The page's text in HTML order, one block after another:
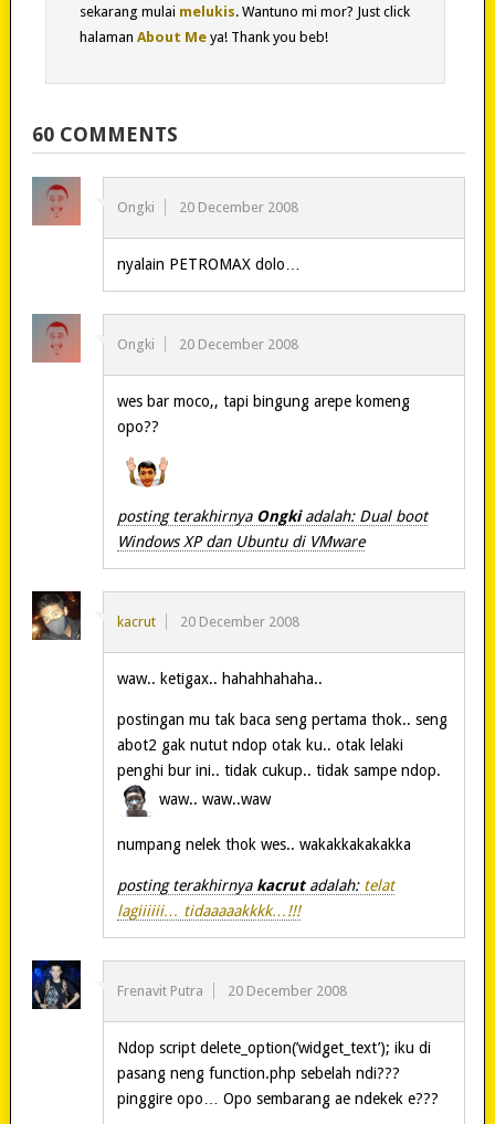
sekarang mulai melukis. Wantuno mi mor? Just click
halaman About Meya! Thank you beb!
60 COMMENTS
Ongki 20 December 2008
nyalain PETROMAX dolo…
Ongki 20 December 2008
wes bar moco,, tapi bingung arepe komeng
opo??
posting terakhirnya Ongkiadalah: Dual boot
Windows XP dan Ubuntu di VMware
kacrut 20 December 2008
waw.. ketigax.. hahahhahaha..
postingan mu tak baca seng pertama thok.. seng
abot2 gak nutut ndop otak ku.. otak lelaki
penghi bur ini.. tidak cukup.. tidak sampe ndop.
waw.. waw..waw
numpang nelek thok wes.. wakakkakakakka
posting terakhirnya kacrut adalah: telat
lagiiiiii… tidaaaaakkkk…!!!
Frenavit Putra 20 December 2008
Ndop script delete_option(’widget_text’); iku di
pasang neng function.php sebelah ndi???
pinggire opo… Opo sembarang ae ndekek e???